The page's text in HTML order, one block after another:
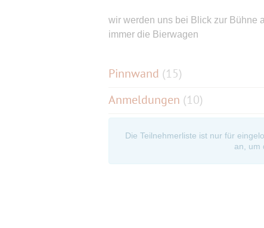
wir werden uns bei Blick zur Bühne
immer die Bierwagen
Pinnwand (15)
Anmeldungen (10)
Die Teilnehmerliste ist nur für
an, um